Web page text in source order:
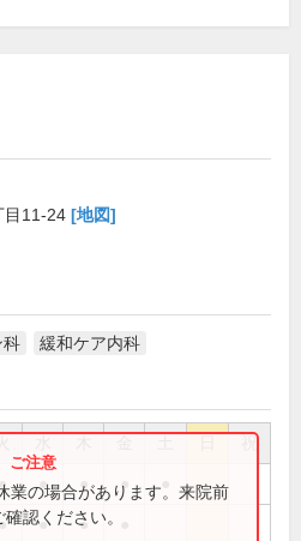
目11-24 [地図]
科 緩和ケア内科
祝
● ● ●
● ●
業の場合があります。来院前
認ください。